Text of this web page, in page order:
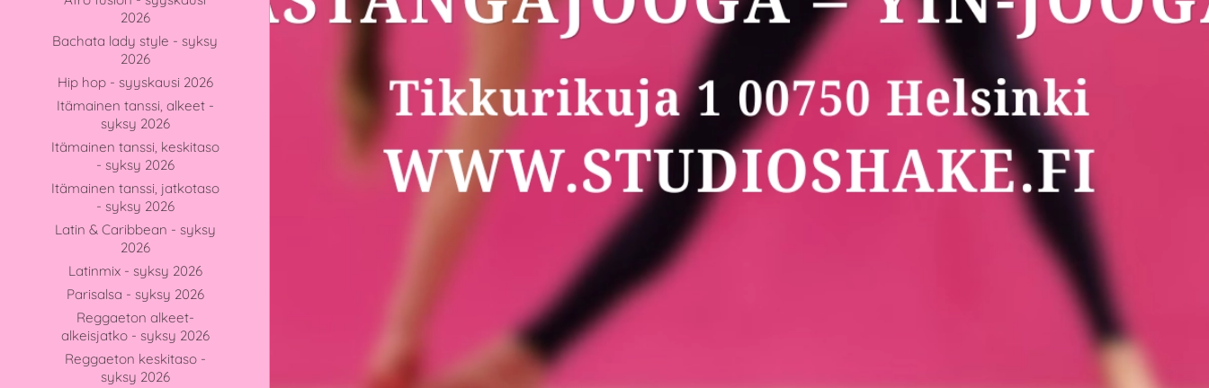
2026
Bachata lady style - syksy
2026
Hip hop - syyskausi 2026
Itämainen tanssi, alkeet -
syksy 2026
Itämainen tanssi, keskitaso
- syksy 2026
Itämainen tanssi, jatkotaso
- syksy 2026
Latin & Caribbean - syksy
2026
Latinmix - syksy 2026
Parisalsa - syksy 2026
Reggaeton alkeet-
alkeisjatko - syksy 2026
Reggaeton keskitaso -
syksy 2026